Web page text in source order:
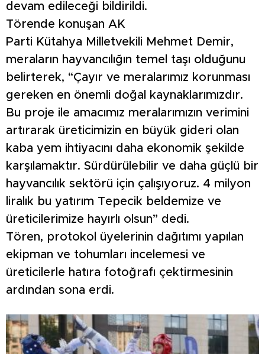
devam edileceği bildirildi.
Törende konuşan AK
Parti Kütahya Milletvekili Mehmet Demir,
meraların hayvancılığın temel taşı olduğunu
belirterek, “Çayır ve meralarımız korunması
gereken en önemli doğal kaynaklarımızdır.
Bu proje ile amacımız meralarımızın verimini
artırarak üreticimizin en büyük gideri olan
kaba yem ihtiyacını daha ekonomik şekilde
karşılamaktır. Sürdürülebilir ve daha güçlü bir
hayvancılık sektörü için çalışıyoruz. 4 milyon
liralık bu yatırım Tepecik beldemize ve
üreticilerimize hayırlı olsun” dedi.
Tören, protokol üyelerinin dağıtımı yapılan
ekipman ve tohumları incelemesi ve
üreticilerle hatıra fotoğrafı çektirmesinin
ardından sona erdi.